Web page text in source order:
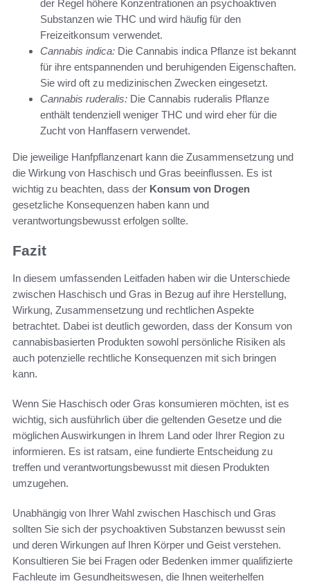
der Regel höhere Konzentrationen an psychoaktiven
Substanzen wie THC und wird häufig für den
Freizeitkonsum verwendet.
Cannabis indica: Die Cannabis indica Pflanze ist bekannt
für ihre entspannenden und beruhigenden Eigenschaften.
Sie wird oft zu medizinischen Zwecken eingesetzt.
Cannabis ruderalis: Die Cannabis ruderalis Pflanze
enthält tendenziell weniger THC und wird eher für die
Zucht von Hanffasern verwendet.
Die jeweilige Hanfpflanzenart kann die Zusammensetzung und
die Wirkung von Haschisch und Gras beeinflussen. Es ist
wichtig zu beachten, dass der Konsum von Drogen
gesetzliche Konsequenzen haben kann und
verantwortungsbewusst erfolgen sollte.
Fazit
In diesem umfassenden Leitfaden haben wir die Unterschiede
zwischen Haschisch und Gras in Bezug auf ihre Herstellung,
Wirkung, Zusammensetzung und rechtlichen Aspekte
betrachtet. Dabei ist deutlich geworden, dass der Konsum von
cannabisbasierten Produkten sowohl persönliche Risiken als
auch potenzielle rechtliche Konsequenzen mit sich bringen
kann.
Wenn Sie Haschisch oder Gras konsumieren möchten, ist es
wichtig, sich ausführlich über die geltenden Gesetze und die
möglichen Auswirkungen in Ihrem Land oder Ihrer Region zu
informieren. Es ist ratsam, eine fundierte Entscheidung zu
treffen und verantwortungsbewusst mit diesen Produkten
umzugehen.
Unabhängig von Ihrer Wahl zwischen Haschisch und Gras
sollten Sie sich der psychoaktiven Substanzen bewusst sein
und deren Wirkungen auf Ihren Körper und Geist verstehen.
Konsultieren Sie bei Fragen oder Bedenken immer qualifizierte
Fachleute im Gesundheitswesen, die Ihnen weiterhelfen